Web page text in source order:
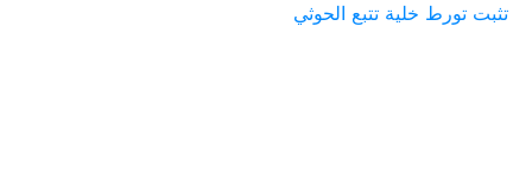
تثبت تورط خلية تتبع الحوثي